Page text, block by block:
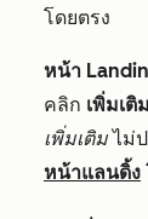
โดยตรง
หน้า
คลิก เพิ่มเติม
เพิ่มเติมไม่
หน้าแลนดิ้ง